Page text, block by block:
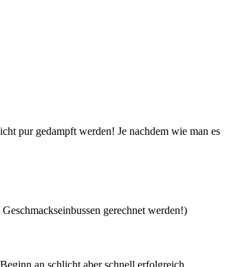
pur gedampft werden! Je nachdem wie man es
gerechnet werden!)
an schlicht aber schnell erfolgreich.